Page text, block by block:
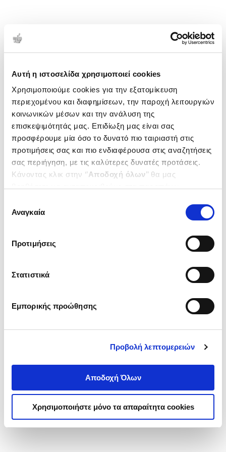
Αυτή η ιστοσελίδα χρησιμοποιεί cookies
Χρησιμοποιούμε cookies για την εξατομίκευση
περιεχομένου και διαφημίσεων, την παροχή λειτουργιών
κοινωνικών μέσων και την ανάλυση της
επισκεψιμότητάς μας. Επιδίωξη μας είναι σας
προσφέρουμε μία όσο το δυνατό πιο ταιριαστή στις
προτιμήσεις σας και πιο ενδιαφέρουσα στις αναζητήσεις
σας περιήγηση, με τις καλύτερες δυνατές προτάσεις.
Κάνοντας κλικ στην ‘’Αποδοχή όλων’’ θα μας
ενδιαφέρουν και να επιλέξετε από τα παρακάτω με την
΄΄και να ενημερωθείτε σχετικά με
συγκατάθεσης
Αναγκαία
Προτιμήσεις
Στατιστικά
Εμπορικής προώθησης
Προβολή λεπτομερειών
Αποδοχή Όλων
Χρησιμοποιήστε μόνο τα απαραίτητα cookies